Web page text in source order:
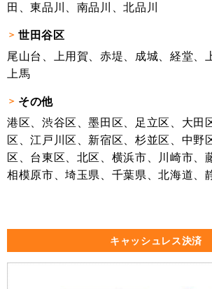
田、東品川、南品川、北品川
世田谷区
尾山台、上用賀、赤堤、成城、経堂、
上馬
その他
港区、渋谷区、墨田区、足立区、大田
区、江戸川区、新宿区、杉並区、中野
区、台東区、北区、横浜市、川崎市、
相模原市、埼玉県、千葉県、北海道、
キャッシュレス決済